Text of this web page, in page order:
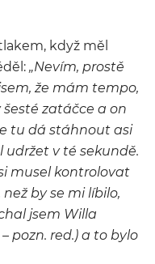
když měl
„Nevím, prostě
že mám tempo,
zatáčce a on
tu dá stáhnout asi
udržet v té sekundě.
musel kontrolovat
by se mi líbilo,
jsem Willa
pozn. red.) a to bylo